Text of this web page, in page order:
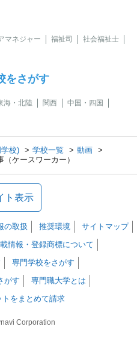
マネジャー 福祉司
社会福祉士
をさがす
海・北陸 関西
中国・四国
校) 学校一覧
動画
（ケースワーカー）
ト表示
の取扱 推奨環境
サイトマップ
情報・登録商標について
専門学校をさがす
がす
専門職大学とは
をまとめて請求
Corporation